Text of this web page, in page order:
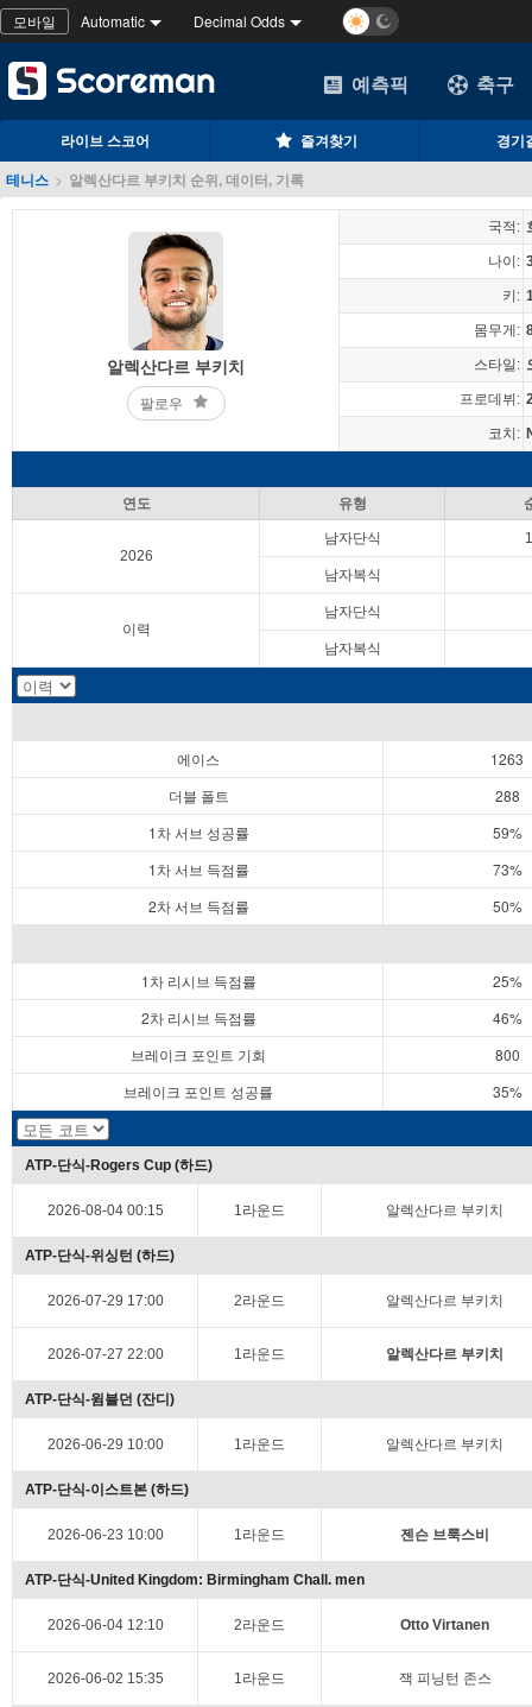
모바일 Automatic Decimal Odds
예측픽 축구
라이브 스코어 즐겨찾기
경기
테니스 > 알렉산다르 부키치 순위, 데이터, 기록
알렉산다르 부키치
팔로우
국적:
나이:
키:
몸무게:
스타일:
프로데뷔:
코치:
연도 유형
2026
남자단식
남자복식
이력
남자단식
남자복식
에이스
1263
더블 폴트
288
1차 서브 성공률
59%
1차 서브 득점률
73%
2차 서브 득점률
50%
1차 리시브 득점률
25%
2차 리시브 득점률
46%
브레이크 포인트 기회
800
브레이크 포인트 성공률
35%
ATP-단식-Rogers Cup (하드)
2026-08-04 00:15 1라운드 알렉산다르 부키치
ATP-단식-위싱턴 (하드)
2026-07-29 17:00 2라운드 알렉산다르 부키치
2026-07-27 22:00 1라운드 알렉산다르 부키치
ATP-단식-윔블던 (잔디)
2026-06-29 10:00 1라운드 알렉산다르 부키치
ATP-단식-이스트본 (하드)
2026-06-23 10:00 1라운드 젠슨 브룩스비
ATP-단식-United Kingdom: Birmingham Chall. men
2026-06-04 12:10 2라운드 Otto Virtanen
2026-06-02 15:35 1라운드 잭 피닝턴 존스